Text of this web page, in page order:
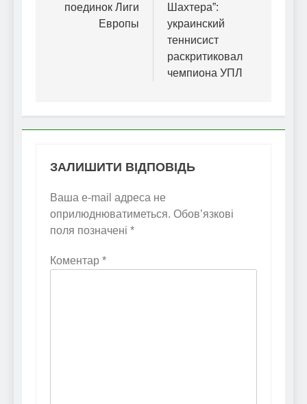
поединок Лиги
Европы
Шахтера”:
украинский
теннисист
раскритиковал
чемпиона УПЛ
ЗАЛИШИТИ ВІДПОВІДЬ
Ваша e-mail адреса не
оприлюднюватиметься. Обов’язкові
поля позначені *
Коментар *